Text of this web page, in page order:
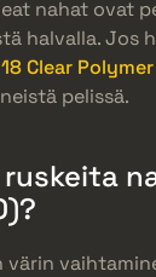
nahat ovat
halvalla. Jos
Clear Polymer
pelissä.
värin